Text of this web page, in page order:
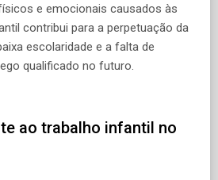
e emocionais causados às
contribui para a perpetuação da
escolaridade e a falta de
qualificado no futuro.
ao trabalho infantil no